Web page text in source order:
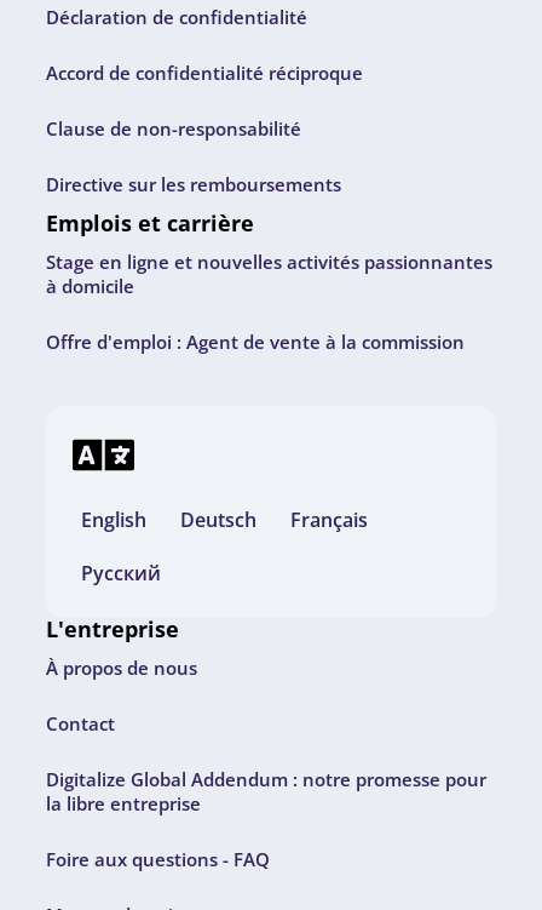
Déclaration de confidentialité
Accord de confidentialité réciproque
Clause de non-responsabilité
Directive sur les remboursements
Emplois et carrière
Stage en ligne et nouvelles activités passionnantes
à domicile
Offre d'emploi : Agent de vente à la commission
English Deutsch
Français
Русский
L'entreprise
À propos de nous
Contact
Digitalize Global Addendum : notre promesse pour
la libre entreprise
Foire aux questions - FAQ